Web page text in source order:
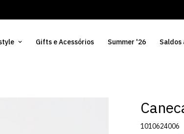
Gifts e Acessórios Summer '26 Saldos
1010624006